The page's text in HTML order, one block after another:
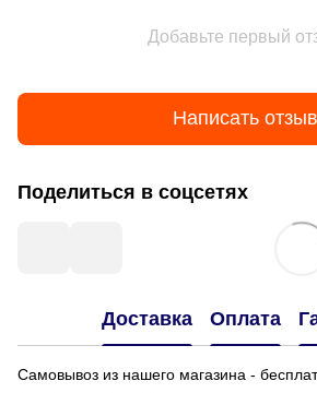
Добавьте первый
Написать отзыв
Поделиться в соцсетях
Доставка Оплата
Самовывоз из нашего магазина -